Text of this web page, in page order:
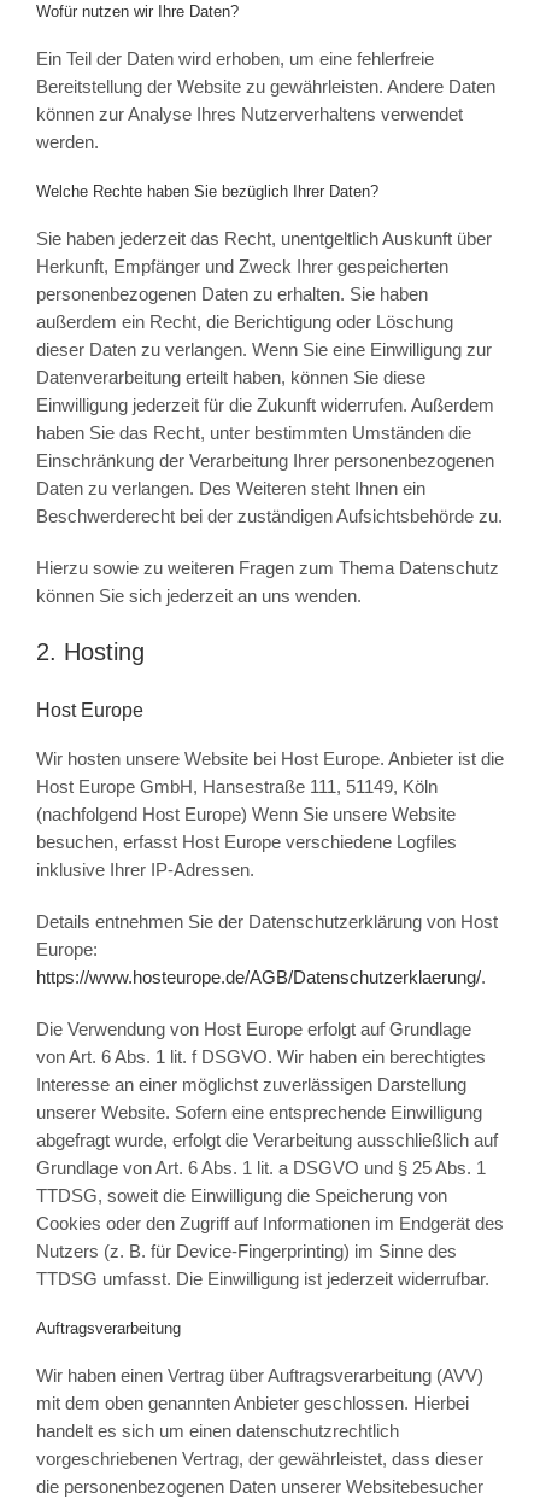
Wofür nutzen wir Ihre Daten?
Ein Teil der Daten wird erhoben, um eine fehlerfreie
Bereitstellung der Website zu gewährleisten. Andere Daten
können zur Analyse Ihres Nutzerverhaltens verwendet
werden.
Welche Rechte haben Sie bezüglich Ihrer Daten?
Sie haben jederzeit das Recht, unentgeltlich Auskunft über
Herkunft, Empfänger und Zweck Ihrer gespeicherten
personenbezogenen Daten zu erhalten. Sie haben
außerdem ein Recht, die Berichtigung oder Löschung
dieser Daten zu verlangen. Wenn Sie eine Einwilligung zur
Datenverarbeitung erteilt haben, können Sie diese
Einwilligung jederzeit für die Zukunft widerrufen. Außerdem
haben Sie das Recht, unter bestimmten Umständen die
Einschränkung der Verarbeitung Ihrer personenbezogenen
Daten zu verlangen. Des Weiteren steht Ihnen ein
Beschwerderecht bei der zuständigen Aufsichtsbehörde zu.
Hierzu sowie zu weiteren Fragen zum Thema Datenschutz
können Sie sich jederzeit an uns wenden.
2. Hosting
Host Europe
Wir hosten unsere Website bei Host Europe. Anbieter ist die
Host Europe GmbH, Hansestraße 111, 51149, Köln
(nachfolgend Host Europe) Wenn Sie unsere Website
besuchen, erfasst Host Europe verschiedene Logfiles
inklusive Ihrer IP-Adressen.
Details entnehmen Sie der Datenschutzerklärung von Host
Europe:
https://www.hosteurope.de/AGB/Datenschutzerklaerung/.
Die Verwendung von Host Europe erfolgt auf Grundlage
von Art. 6 Abs. 1 lit. f DSGVO. Wir haben ein berechtigtes
Interesse an einer möglichst zuverlässigen Darstellung
unserer Website. Sofern eine entsprechende Einwilligung
abgefragt wurde, erfolgt die Verarbeitung ausschließlich auf
Grundlage von Art. 6 Abs. 1 lit. a DSGVO und § 25 Abs. 1
TTDSG, soweit die Einwilligung die Speicherung von
Cookies oder den Zugriff auf Informationen im Endgerät des
Nutzers (z. B. für Device-Fingerprinting) im Sinne des
TTDSG umfasst. Die Einwilligung ist jederzeit widerrufbar.
Auftragsverarbeitung
Wir haben einen Vertrag über Auftragsverarbeitung (AVV)
mit dem oben genannten Anbieter geschlossen. Hierbei
handelt es sich um einen datenschutzrechtlich
vorgeschriebenen Vertrag, der gewährleistet, dass dieser
die personenbezogenen Daten unserer Websitebesucher